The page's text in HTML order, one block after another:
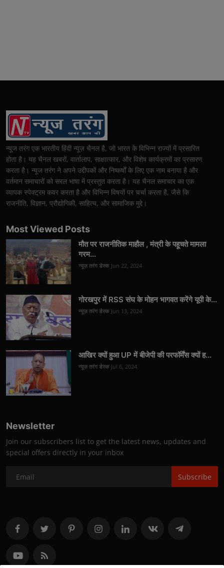
न्यूज तरंग एक भारतीय हिंदी न्यूज़ चैनल है, जो भारत के विभिन्न राज्यों में प्रसारित
होता है। यह चैनल खबरों, वार्तालाप, साक्षात्कार, और विशेष कार्यक्रमों का प्रसारण
करता है। न्यूज तरंग ने अपने उद्दीपकों और निष्कर्षों के लिए एक नाम बनाया है और
वर्तमान समाचारों को सरल भाषा में प्रस्तुत करता है। यह चैनल समाचार का एक
व्यापक स्पेक्ट्रम कवर करता है और विभिन्न विषयों पर चर्चा करता है, जैसे कि
राजनीति, विज्ञान, प्रौद्योगिकी, साहित्य, और सामाजिक मुद्दे।
Most Viewed Posts
मौत पर राजनीतिक माहौल , मंत्री के पहूचते मामला
गरम...
न्यूज़ तरंग डेस्क Jun 22, 2024
गोरखपुर में RSS संघ के मोहन भागवत करेंगे यूपी के...
न्यूज़ तरंग डेस्क Jun 13, 2024
आखिर क्यों हुआ UP में बीजेपी की परफॉर्मेंस क्यों ह...
न्यूज़ तरंग डेस्क Jul 6, 2024
Newsletter
Join our subscribers list to get the latest news, updates and
special offers directly in your inbox
Subscribe